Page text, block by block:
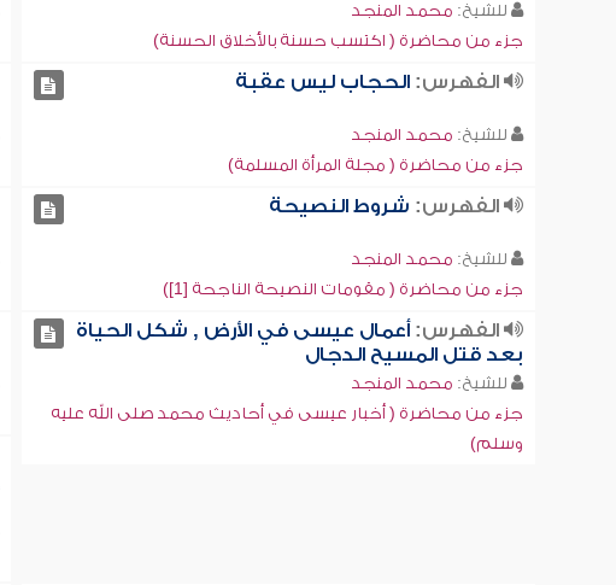
للشيخ: محمد المنجد
جزء من محاضرة ( اكتسب حسنة بالأخلاق الحسنة)
الفهرس:الحجاب ليس عقبة
للشيخ: محمد المنجد
جزء من محاضرة ( مجلة المرأة المسلمة)
الفهرس: شروط النصيحة
للشيخ: محمد المنجد
جزء من محاضرة ( مقومات النصيحة الناجحة [1])
الفهرس:أعمال عيسى في الأرض , شكل الحياة
بعد قتل المسيح الدجال
للشيخ: محمد المنجد
جزء من محاضرة ( أخبار عيسى في أحاديث محمد صلى الله عليه
وسلم)